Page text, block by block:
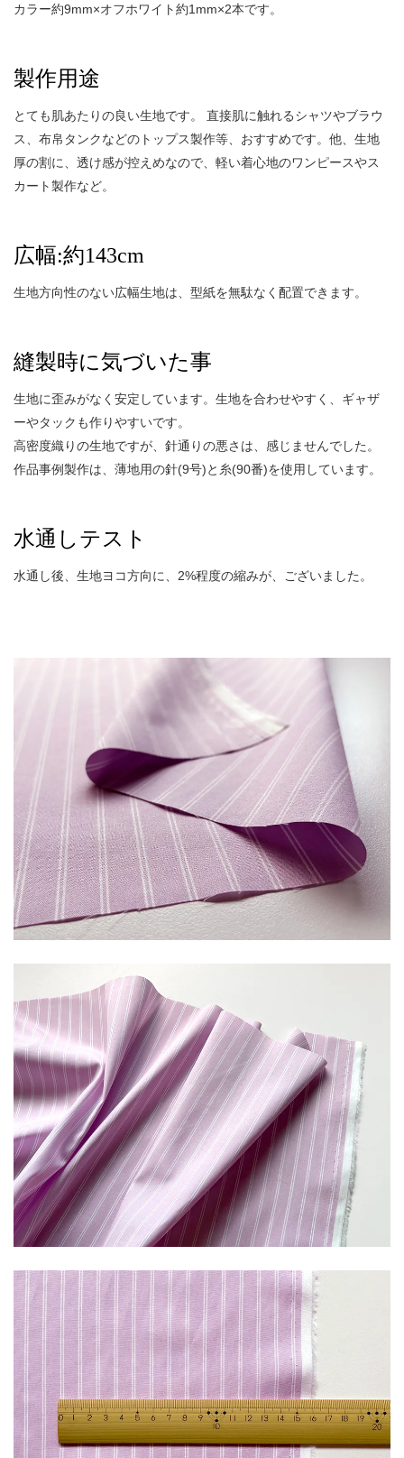
カラー約9mm×オフホワイト約1mm×2本です。
製作用途
とても肌あたりの良い生地です。 直接肌に触れるシャツやブラウ
ス、布帛タンクなどのトップス製作等、おすすめです。他、生地
厚の割に、透け感が控えめなので、軽い着心地のワンピースやス
カート製作など。
広幅:約143cm
生地方向性のない広幅生地は、型紙を無駄なく配置できます。
縫製時に気づいた事
生地に歪みがなく安定しています。生地を合わせやすく、ギャザ
ーやタックも作りやすいです。
高密度織りの生地ですが、針通りの悪さは、感じませんでした。
作品事例製作は、薄地用の針(9号)と糸(90番)を使用しています。
水通しテスト
水通し後、生地ヨコ方向に、2%程度の縮みが、ございました。